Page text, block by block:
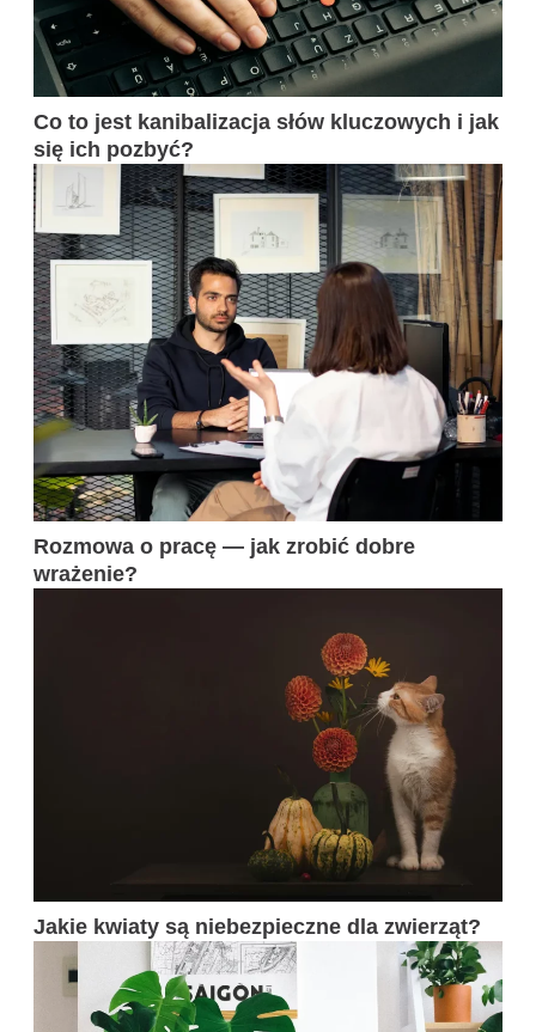
Co to jest kanibalizacja słów kluczowych i jak
się ich pozbyć?
Rozmowa o pracę — jak zrobić dobre
wrażenie?
Jakie kwiaty są niebezpieczne dla zwierząt?